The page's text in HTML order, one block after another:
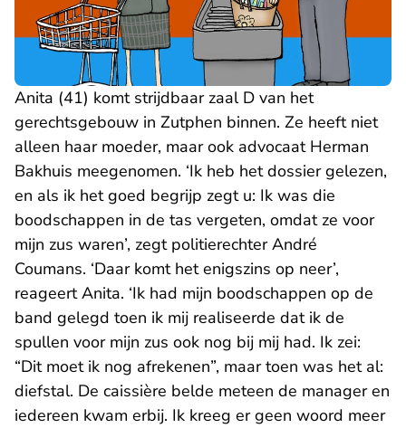
Anita (41) komt strijdbaar zaal D van het
gerechtsgebouw in Zutphen binnen. Ze heeft niet
alleen haar moeder, maar ook advocaat Herman
Bakhuis meegenomen. ‘Ik heb het dossier gelezen,
en als ik het goed begrijp zegt u: Ik was die
boodschappen in de tas vergeten, omdat ze voor
mijn zus waren’, zegt politierechter André
Coumans. ‘Daar komt het enigszins op neer’,
reageert Anita. ‘Ik had mijn boodschappen op de
band gelegd toen ik mij realiseerde dat ik de
spullen voor mijn zus ook nog bij mij had. Ik zei:
“Dit moet ik nog afrekenen”, maar toen was het al:
diefstal. De caissière belde meteen de manager en
iedereen kwam erbij. Ik kreeg er geen woord meer